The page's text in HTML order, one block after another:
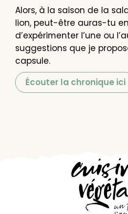
Alors, à la saison de la
lion, peut-être auras-tu
d’expérimenter l’une ou
suggestions que je
capsule.
Écouter la chronique ici